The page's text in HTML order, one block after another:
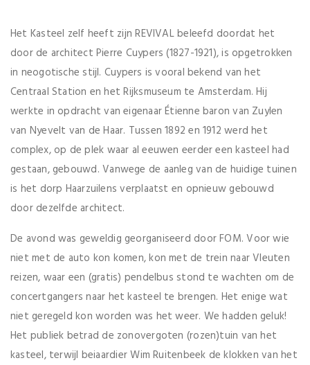
Het Kasteel zelf heeft zijn REVIVAL beleefd doordat het
door de architect Pierre Cuypers (1827-1921), is opgetrokken
in neogotische stijl. Cuypers is vooral bekend van het
Centraal Station en het Rijksmuseum te Amsterdam. Hij
werkte in opdracht van eigenaar Étienne baron van Zuylen
van Nyevelt van de Haar. Tussen 1892 en 1912 werd het
complex, op de plek waar al eeuwen eerder een kasteel had
gestaan, gebouwd. Vanwege de aanleg van de huidige tuinen
is het dorp Haarzuilens verplaatst en opnieuw gebouwd
door dezelfde architect.
De avond was geweldig georganiseerd door FOM. Voor wie
niet met de auto kon komen, kon met de trein naar Vleuten
reizen, waar een (gratis) pendelbus stond te wachten om de
concertgangers naar het kasteel te brengen. Het enige wat
niet geregeld kon worden was het weer. We hadden geluk!
Het publiek betrad de zonovergoten (rozen)tuin van het
kasteel, terwijl beiaardier Wim Ruitenbeek de klokken van het